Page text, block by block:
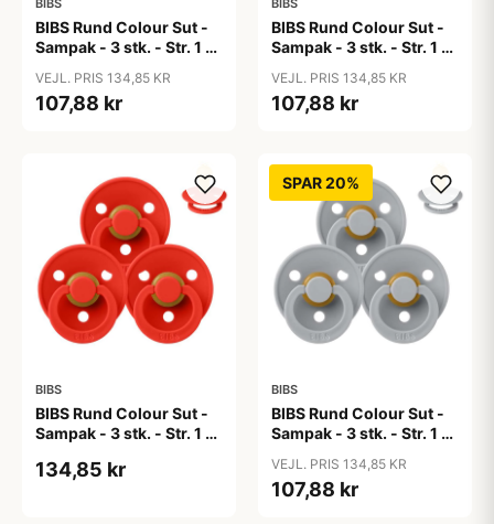
BIBS
BIBS Rund Colour Sut -
Sampak - 3 stk. - Str. 1 -
VEJL. PRIS 134,85 KR
107,88 kr
BIBS
BIBS Rund Colour Sut -
Sampak - 3 stk. - Str. 1 -
VEJL. PRIS 134,85 KR
107,88 kr
BIBS
BIBS Rund Colour Sut -
Sampak - 3 stk. - Str. 1 -
134,85 kr
SPAR 20%
BIBS
BIBS Rund Colour Sut -
Sampak - 3 stk. - Str. 1 -
VEJL. PRIS 134,85 KR
107,88 kr